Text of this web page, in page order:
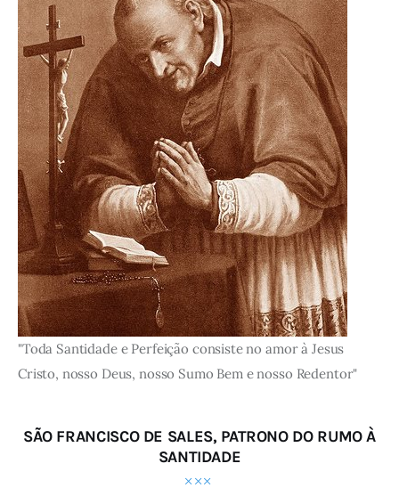
"Toda Santidade e Perfeição consiste no amor à Jesus
Cristo, nosso Deus, nosso Sumo Bem e nosso Redentor"
SÃO FRANCISCO DE SALES, PATRONO DO RUMO À
SANTIDADE